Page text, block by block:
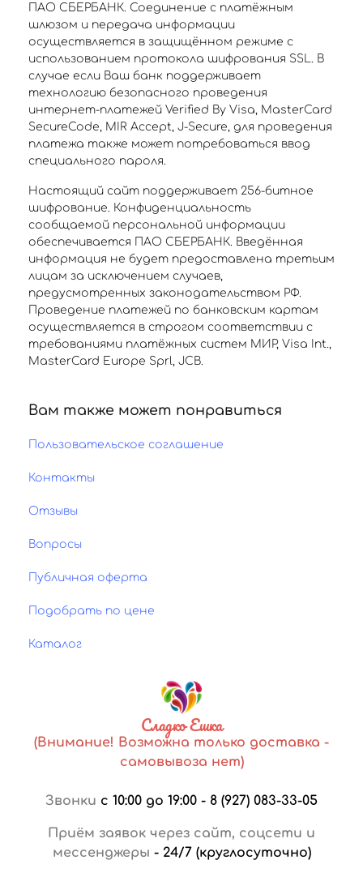
ПАО СБЕРБАНК. Соединение с платёжным
шлюзом и передача информации
осуществляется в защищённом режиме с
использованием протокола шифрования SSL. В
случае если Ваш банк поддерживает
технологию безопасного проведения
интернет-платежей Verified By Visa, MasterCard
SecureCode, MIR Accept, J-Secure, для проведения
платежа также может потребоваться ввод
специального пароля.
Настоящий сайт поддерживает 256-битное
шифрование. Конфиденциальность
сообщаемой персональной информации
обеспечивается ПАО СБЕРБАНК. Введённая
информация не будет предоставлена третьим
лицам за исключением случаев,
предусмотренных законодательством РФ.
Проведение платежей по банковским картам
осуществляется в строгом соответствии с
требованиями платёжных систем МИР, Visa Int.,
MasterCard Europe Sprl, JCB.
Вам также может понравиться
Пользовательское соглашение
Контакты
Отзывы
Вопросы
Публичная оферта
Подобрать по цене
Каталог
Сладко Ешка
(Внимание! Возможна только доставка -
самовывоза нет)
Звонки с 10:00 до 19:00 - 8 (927) 083-33-05
Приём заявок через сайт, соцсети и
мессенджеры - 24/7 (круглосуточно)